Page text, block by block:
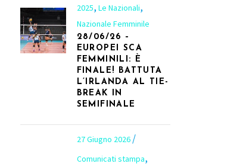
2025, Le Nazionali,
Nazionale Femminile
28/06/26 –
EUROPEI SCA
FEMMINILI: È
FINALE! BATTUTA
L’IRLANDA AL TIE-
BREAK IN
SEMIFINALE
27 Giugno 2026
Comunicati stampa,